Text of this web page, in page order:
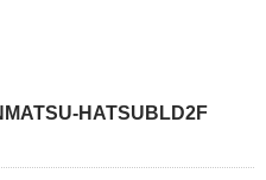
HATSUBLD2F